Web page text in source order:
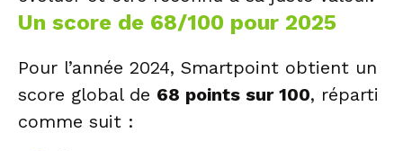
Un score de 68/100 pour 2025
Pour l’année 2024, Smartpoint obtient un
score global de 68 points sur 100, réparti
comme suit :